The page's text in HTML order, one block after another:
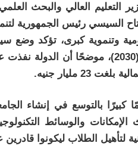
التعليم العالي والبحث العلمي
السيسي رئيس الجمهورية
وتنموية كبرى، تؤكد وضع
والمستدامة وفقًا لرؤية مصر (2030)،
مليار جنيه.
كبيرًا بالتوسع في إنشاء
والوسائط
لتأهيل الطلاب ليكونوا